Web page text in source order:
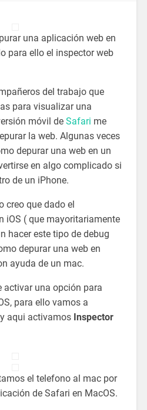
una aplicación web en
para ello el inspector web
del trabajo que
para visualizar una
móvil de Safari me
la web. Algunas veces
depurar una web en un
en algo complicado si
de un iPhone.
creo que dado el
iOS ( que mayoritariamente
hacer este tipo de debug
depurar una web en
ayuda de un mac.
activar una opción para
para ello vamos a
aqui activamos Inspector
el telefono al mac por
de Safari en MacOS.